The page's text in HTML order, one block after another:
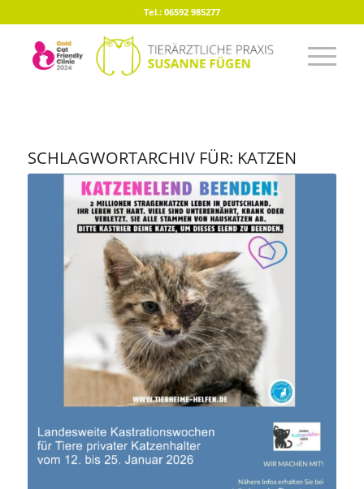
Tel.: 06592 985277
SCHLAGWORTARCHIV FÜR: KATZEN